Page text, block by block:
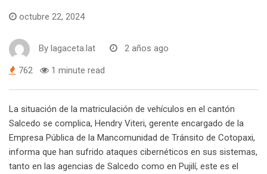
octubre 22, 2024
By lagaceta.lat 2 años ago
762 1 minute read
La situación de la matriculación de vehículos en el cantón
Salcedo se complica, Hendry Viteri, gerente encargado de la
Empresa Pública de la Mancomunidad de Tránsito de Cotopaxi,
informa que han sufrido ataques cibernéticos en sus sistemas,
tanto en las agencias de Salcedo como en Pujilí, este es el